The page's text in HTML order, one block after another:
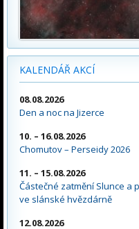
KALENDÁŘ AKCÍ
08.08.2026
Den a noc na Jizerce
10. – 16.08.2026
Chomutov – Perseidy 2026
11. – 15.08.2026
Částečné zatmění Slunce a
ve slánské hvězdárně
12.08.2026